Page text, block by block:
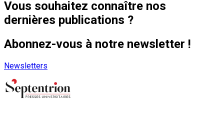
Vous souhaitez connaître nos
dernières publications ?
Abonnez-vous à notre newsletter !
Newsletters